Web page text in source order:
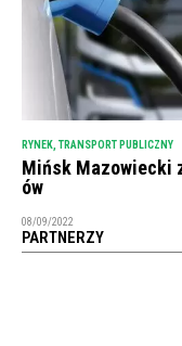
RYNEK TRANSPORT PUBLICZNY
Mińsk Mazowiecki
ów
08/09/2022
PARTNERZY